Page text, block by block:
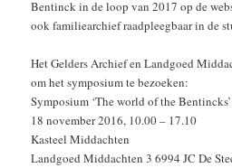
Bentinck in de loop van 2017 op de
ook familiearchief raadpleegbaar in de
Het Gelders Archief en Landgoed
om het symposium te bezoeken:
Symposium ‘The world of the Bentincks’
18 november 2016, 10.00 – 17.10
Kasteel Middachten
Landgoed Middachten 3 6994 JC De